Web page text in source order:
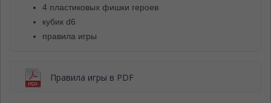
4 пластиковых фишки героев
кубик d6
правила игры
Правила игры в PDF